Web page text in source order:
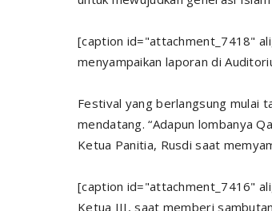
[caption id="attachment_7418"
menyampaikan laporan di
Festival yang berlangsung mulai
mendatang. “Adapun lombanya
Ketua Panitia, Rusdi saat
[caption id="attachment_7416"
Ketua III, saat memberi